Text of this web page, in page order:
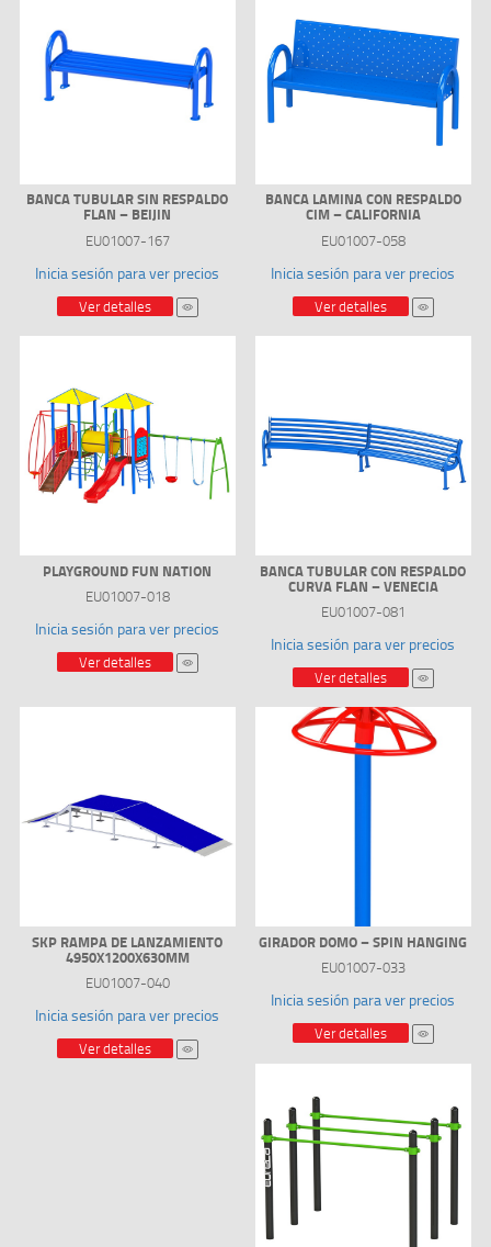
BANCA TUBULAR SIN RESPALDO
FLAN – BEIJIN
EU01007-167
Inicia sesión para ver precios
Ver detalles
BANCA LAMINA CON RESPALDO
CIM – CALIFORNIA
EU01007-058
Inicia sesión para ver precios
Ver detalles
PLAYGROUND FUN NATION
EU01007-018
Inicia sesión para ver precios
Ver detalles
BANCA TUBULAR CON RESPALDO
CURVA FLAN – VENECIA
EU01007-081
Inicia sesión para ver precios
Ver detalles
SKP RAMPA DE LANZAMIENTO
4950X1200X630MM
EU01007-040
Inicia sesión para ver precios
Ver detalles
GIRADOR DOMO – SPIN HANGING
EU01007-033
Inicia sesión para ver precios
Ver detalles